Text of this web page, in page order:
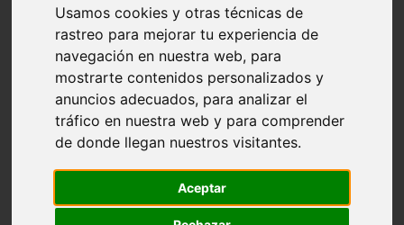
Usamos cookies y otras técnicas de
rastreo para mejorar tu experiencia de
navegación en nuestra web, para
mostrarte contenidos personalizados y
anuncios adecuados, para analizar el
tráfico en nuestra web y para comprender
de donde llegan nuestros visitantes.
Aceptar
comportamiento
protagonistas
abandono
adopci n
ferias
higiene
snacks
acuario
comercios
viajar